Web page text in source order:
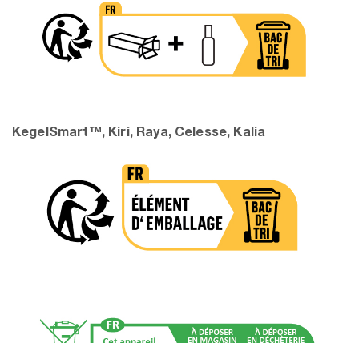
KegelSmart™, Kiri, Raya, Celesse, Kalia